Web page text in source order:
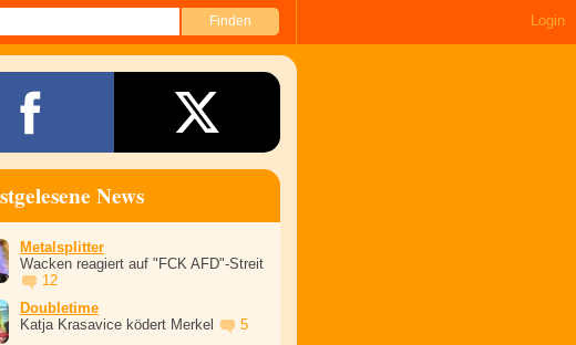
Login
News
Metalsplitter
Wacken reagiert auf "FCK AFD"-Streit
12
Doubletime
Katja Krasavice ködert Merkel
5